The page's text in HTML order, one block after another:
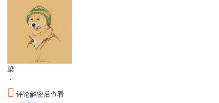
梁
・
评论解密后查看